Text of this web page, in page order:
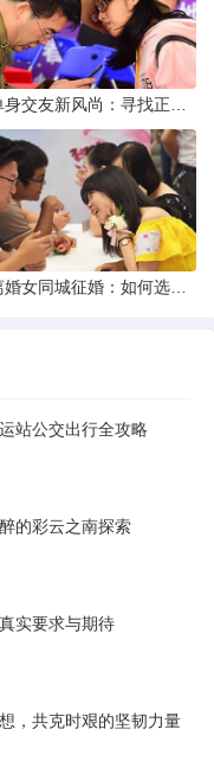
站公交出行全攻略
的彩云之南探索
实要求与期待
，共克时艰的坚韧力量